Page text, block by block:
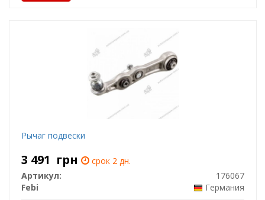
Рычаг подвески
3 491 грн
срок 2 дн.
Артикул:
176067
Febi
Германия